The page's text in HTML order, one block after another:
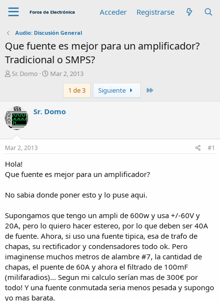
Acceder Registrarse
Audio: Discusión General
Que fuente es mejor para un amplificador?
Tradicional o SMPS?
A
r
Sr. Domo
F
a
d
o
Mar 2, 2013
1 de 3
Siguiente
Sr. Domo
Mar 2, 2013 #1
Hola!
Que fuente es mejor para un amplificador?
No sabia donde poner esto y lo puse aqui.
Supongamos que tengo un ampli de 600w y usa +/-60V y
20A, pero lo quiero hacer estereo, por lo que deben ser 40A
de fuente. Ahora, si uso una fuente tipica, esa de trafo de
chapas, su rectificador y condensadores todo ok. Pero
imaginense muchos metros de alambre #7, la cantidad de
chapas, el puente de 60A y ahora el filtrado de 100mF
(milifaradios)... Segun mi calculo serían mas de 300€ por
todo! Y una fuente conmutada seria menos pesada y supongo
yo mas barata.